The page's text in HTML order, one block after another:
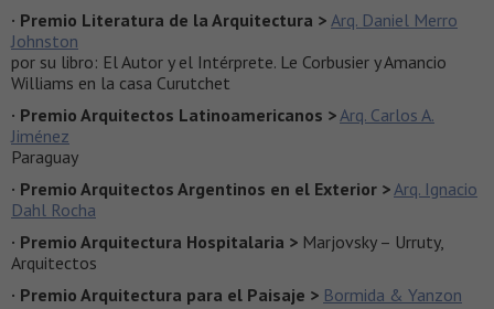
· Premio Literatura de la Arquitectura > Arq. Daniel Merro
Johnston
por su libro: El Autor y el Intérprete. Le Corbusier y Amancio
Williams en la casa Curutchet
· Premio Arquitectos Latinoamericanos > Arq. Carlos A.
Jiménez
Paraguay
· Premio Arquitectos Argentinos en el Exterior > Arq. Ignacio
Dahl Rocha
· Premio Arquitectura Hospitalaria > Marjovsky – Urruty,
Arquitectos
· Premio Arquitectura para el Paisaje > Bormida & Yanzon